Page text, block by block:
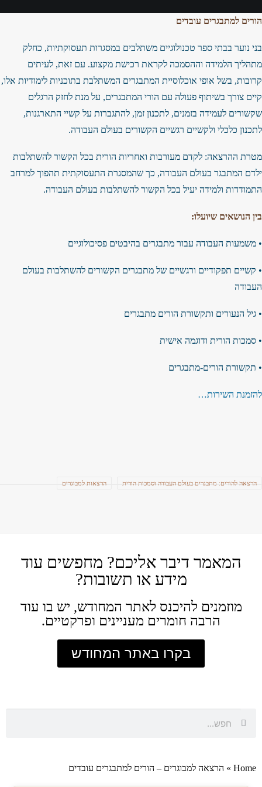
הורים למתבגרים עובדים
בני נוער בבתי ספר טכנולוגיים משתלבים במסגרות תעסוקתיות, כחלק
מתהליך הלמידה וההסמכה לקראת רכישת מקצוע. עם זאת, לעיתים
קרובות, בשל אופי אוכלוסיית המתבגרים המשתלבת בתוכניות לימודיות אלו,
קיים צורך בשיתוף פעולה עם הורי המתבגרים, על מנת לחזק הרגלים
שקשורים לעמידה בזמנים, לתכנון זמן, להתגברות על קשיי התארגנות,
לתכנון כלכלי ולקשיים רגשיים הקשורים בעולם העבודה.
מטרת ההרצאה: לקדם מעורבות ואחריות הורית בכל הקשור להשתלבות
ילדם המתבגר בעולם העבודה, כך שהמסגרת התעסוקתית תהפוך למרחב
התמודדות ולמידה יעיל בכל הקשור להשתלבות בעולם העבודה.
בין הנושאים שיועלו:
• משמעות העבודה עבור מתבגרים בהיבטים פסיכולוגיים
• קשיים תפקודיים ורגשיים של מתבגרים הקשורים להשתלבות בעולם
העבודה
• גיל הנעורים ותקשורת הורים מתבגרים
• סמכות הורית ודוגמה אישית
• תקשורת הורים-מתבגרים
להזמנת השירות…
הרצאה להורים: מתבגרים בעולם העבודה וסמכות הורית הרצאות למבוגרים
המאמר דיבר אליכם? מחפשים עוד
מידע או תשובות?
מוזמנים להיכנס לאתר המחודש, יש בו עוד
הרבה חומרים מעניינים ופרקטיים.
בקרו באתר המחודש
Home
» הרצאה למבוגרים – הורים למתבגרים עובדים